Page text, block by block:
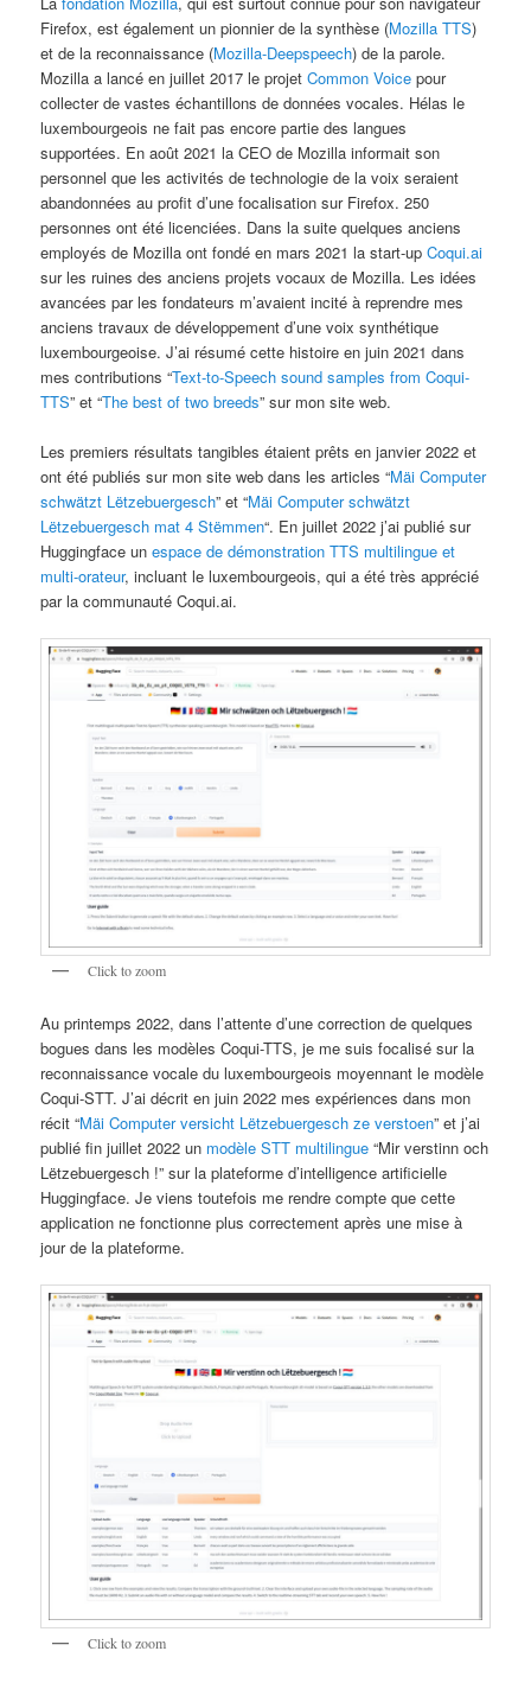
Firefox, est également un pionnier de la synthèse (Mozilla TTS)
et de la reconnaissance (Mozilla-Deepspeech) de la parole.
Mozilla a lancé en juillet 2017 le projetCommon Voice pour
collecter de vastes échantillons de données vocales. Hélas le
luxembourgeois ne fait pas encore partie des langues
supportées. En août 2021 la CEO de Mozilla informait son
personnel que les activités de technologie de la voix seraient
abandonnées au profit d’une focalisation sur Firefox. 250
personnes ont été licenciées. Dans la suite quelques anciens
employés de Mozilla ont fondé en mars 2021 la start-upCoqui.ai
sur les ruines des anciens projets vocaux de Mozilla. Les idées
avancées par les fondateurs m’avaient incité à reprendre mes
anciens travaux de développement d’une voix synthétique
luxembourgeoise. J’ai résumé cette histoire en juin 2021 dans
mes contributions “Text-to-Speech sound samples from Coqui-
TTS” et “The best of two breeds” sur mon site web.
Les premiers résultats tangibles étaient prêts en janvier 2022 et
ont été publiés sur mon site web dans les articles “Mäi Computer
schwätzt Lëtzebuergesch” et “Mäi Computer schwätzt
Lëtzebuergesch mat 4 Stëmmen“. En juillet 2022 j’ai publié sur
Huggingface unespace de démonstration TTS multilingue et
multi-orateur, incluant le luxembourgeois, qui a été très apprécié
par la communauté Coqui.ai.
Click to zoom
Au printemps 2022, dans l’attente d’une correction de quelques
bogues dans les modèles Coqui-TTS, je me suis focalisé sur la
reconnaissance vocale du luxembourgeois moyennant le modèle
Coqui-STT. J’ai décrit en juin 2022 mes expériences dans mon
récit “Mäi Computer versicht Lëtzebuergesch ze verstoen” et j’ai
publié fin juillet 2022 un modèle STT multilingue “Mir verstinn och
Lëtzebuergesch !” sur la plateforme d’intelligence artificielle
Huggingface. Je viens toutefois me rendre compte que cette
application ne fonctionne plus correctement après une mise à
jour de la plateforme.
Click to zoom